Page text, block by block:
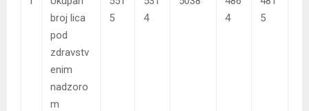
broj lica
pod
zdravstv
enim
nadzoro
m
5
4
4
5